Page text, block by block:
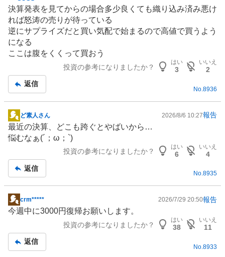
、
様
子
見
0
、
売
り
い
0
%
強
売
り
た
0
示
板
記
事
決算発表を見てからの場合多少良くても織り込み済み悪け
れば怒涛の売りが待っている
逆にサプライズだと買い気配で始まるので高値で買うよう
になる
ここは腹をくくって買おう
投資の参考になりましたか？
はい
3
いいえ
2
返信
No. 8936
掲
示
板
ど素人さん 2026/8/6 10:27報告
最近の決算、どこも跨ぐとやばいから…
悩むなぁ(´；ω；`)
投資の参考になりましたか？
はい
6
いいえ
4
返信
No.8935
掲
示
事
crm***** 2026/7/29 20:50報告
今週中に3000円復帰お願いします。
投資の参考になりましたか？
はい
38
いいえ
11
返信
No. 8933